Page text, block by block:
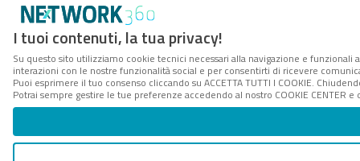
I tuoi contenuti, la tua privacy!
Su questo sito utilizziamo cookie tecnici necessari alla navigazione e
interazioni con le nostre funzionalità social e per consentirti di ricevere
Puoi esprimere il tuo consenso cliccando su ACCETTA TUTTI I COOKIE.
Potrai sempre gestire le tue preferenze accedendo al nostro COOKIE